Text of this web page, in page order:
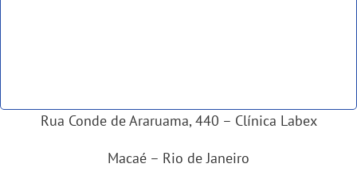
Rua Conde de Araruama, 440 – Clínica Labex
Macaé – Rio de Janeiro